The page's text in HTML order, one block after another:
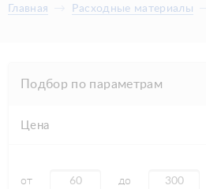
Главная Расходные материалы
Подбор по параметрам
Цена
от до